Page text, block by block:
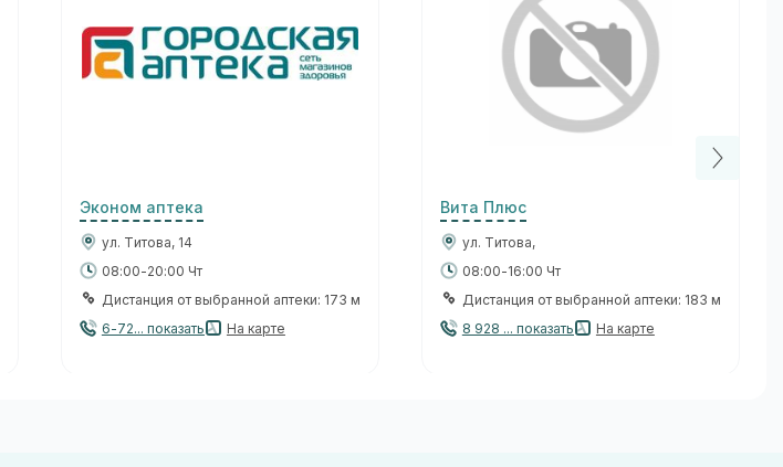
Эконом аптека
ул. Титова, 14
08:00-20:00 Чт
Дистанция от выбранной аптеки: 173 м
6-72... показать
На карте
Вита Плюс
ул. Титова,
08:00-16:00 Чт
Дистанция от выбранной аптеки: 183 м
8 928 ... показать
На карте